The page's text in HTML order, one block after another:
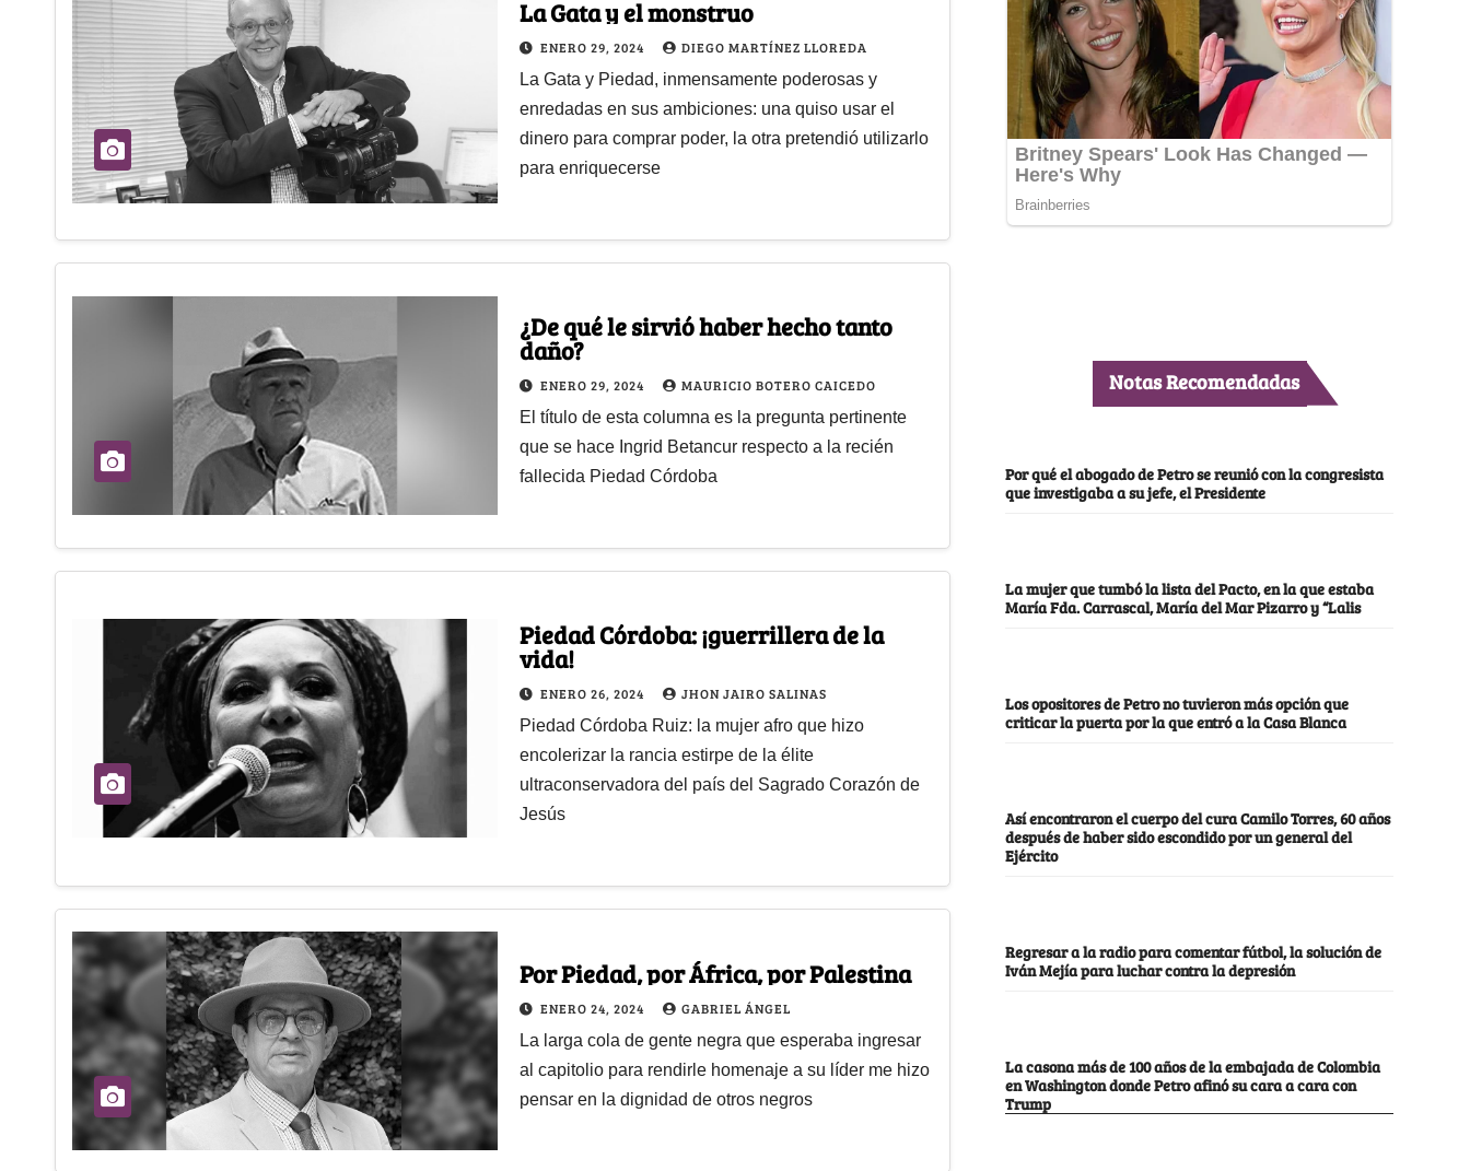
La Gata y el monstruo
ENERO 29, 2024 DIEGO MARTÍNEZ LLOREDA
La Gata y Piedad, inmensamente poderosas y
enredadas en sus ambiciones: una quiso usar el
dinero para comprar poder, la otra pretendió utilizarlo
para enriquecerse
¿De qué le sirvió haber hecho tanto
daño?
ENERO 29, 2024 MAURICIO BOTERO CAICEDO
El título de esta columna es la pregunta pertinente
que se hace Ingrid Betancur respecto a la recién
fallecida Piedad Córdoba
Piedad Córdoba: ¡guerrillera de la
vida!
ENERO 26, 2024 JHON JAIRO SALINAS
Piedad Córdoba Ruiz: la mujer afro que hizo
encolerizar la rancia estirpe de la élite
ultraconservadora del país del Sagrado Corazón de
Jesús
Por Piedad, por África, por Palestina
ENERO 24, 2024 GABRIEL ÁNGEL
La larga cola de gente negra que esperaba ingresar
al capitolio para rendirle homenaje a su líder me hizo
pensar en la dignidad de otros negros
Notas Recomendadas
Por qué el abogado de Petro se reunió con la congresista
que investigaba a su jefe, el Presidente
La mujer que tumbó la lista del Pacto, en la que estaba
María Fda. Carrascal, María del Mar Pizarro y “Lalis
Los opositores de Petro no tuvieron más opción que
criticar la puerta por la que entró a la Casa Blanca
Así encontraron el cuerpo del cura Camilo Torres, 60 años
después de haber sido escondido por un general del
Ejército
Regresar a la radio para comentar fútbol, la solución de
Iván Mejía para luchar contra la depresión
La casona más de 100 años de la embajada de Colombia
en Washington donde Petro afinó su cara a cara con
Trump